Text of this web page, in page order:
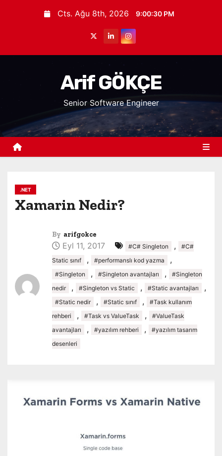
t
n
Cts. Ağu 8th, 2026 9:00:31 PM
Arif GÖKÇE
Senior Software Engineer
.NET
Xamarin Nedir?
By arifgokce
Eyl 11, 2017 #C# Singleton ,
#C#
Static sınıf
, #performanslı kod yazma ,
#Singleton , #Singleton avantajları ,
#Singleton
nedir
, #Singleton vs Static , #Static avantajları ,
#Static nedir , #Static sınıf ,
#Task kullanım
rehberi
, #Task vs ValueTask ,
#ValueTask
avantajları
, #yazılım rehberi ,
#yazılım tasarım
desenleri